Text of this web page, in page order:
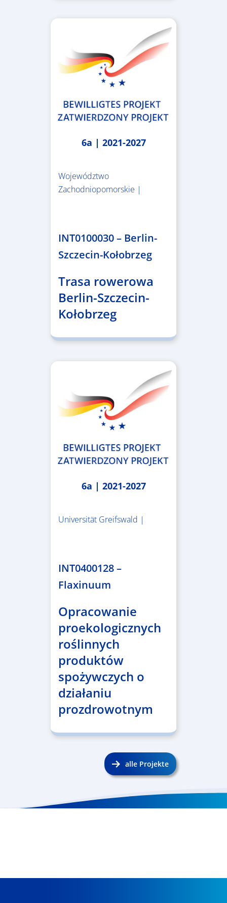
6a | 2021-2027
Województwo
Zachodniopomorskie |
INT0100030 – Berlin-
Szczecin-Kołobrzeg
Trasa rowerowa
Berlin-Szczecin-
Kołobrzeg
6a | 2021-2027
Universität Greifswald |
INT0400128 –
Flaxinuum
Opracowanie
proekologicznych
roślinnych
produktów
spożywczych o
działaniu
prozdrowotnym
alle Projekte